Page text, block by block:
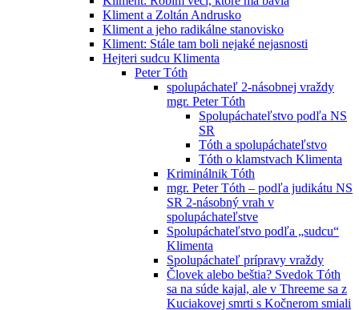
Kliment a Zoltán Andrusko
Kliment a jeho radikálne stanovisko
Kliment: Stále tam boli nejaké nejasnosti
Hejteri sudcu Klimenta
Peter Tóth
spolupáchateľ 2-násobnej vraždy
mgr. Peter Tóth
Spolupáchateľstvo podľa NS
SR
Tóth a spolupáchateľstvo
Tóth o klamstvach Klimenta
Kriminálnik Tóth
mgr. Peter Tóth – podľa judikátu NS
SR 2-násobný vrah v
spolupáchateľstve
Spolupáchateľstvo podľa „sudcu“
Klimenta
Spolupáchateľ prípravy vraždy
Človek alebo beštia? Svedok Tóth
sa na súde kajal, ale v Threeme sa z
Kuciakovej smrti s Kočnerom smiali